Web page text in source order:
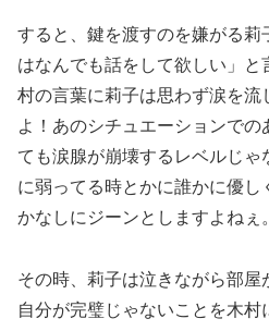
すると、鍵を渡すのを嫌がる莉
はなんでも話をして欲しい」
村の言葉に莉子は思わず涙を流
よ！あのシチュエーションでの
ても涙腺が崩壊するレベルじ
に弱ってる時とかに誰かに優し
かなしにジーンとしますよねぇ。
その時、莉子は泣きながら部屋
自分が完璧じゃないことを木